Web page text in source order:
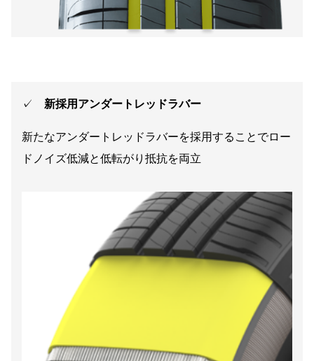
✓ 新採用アンダートレッドラバー
新たなアンダートレッドラバーを採用することでロー
ドノイズ低減と低転がり抵抗を両立